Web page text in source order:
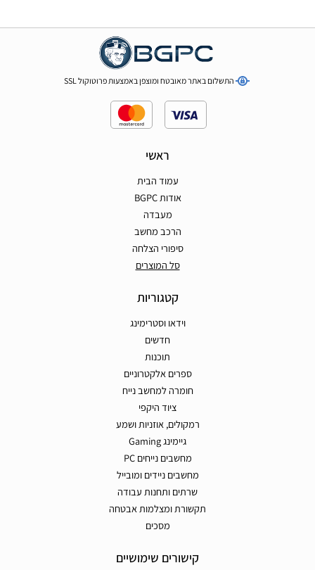
התשלום באתר מאובטח ומוצפן באמצעות פרוטוקול SSL
ראשי
עמוד הבית
אודות BGPC
מעבדה
הרכב מחשב
סיפורי הצלחה
סל המוצרים
קטגוריות
וידאו וסטרימינג
חדשים
תוכנות
ספרים אלקטרוניים
חומרה למחשב נייח
ציוד היקפי
רמקולים, אוזניות ושמע
גיימינג Gaming
מחשבים נייחים PC
מחשבים ניידים ומובייל
שרתים ותחנות עבודה
תקשורת ומצלמות אבטחה
מסכים
קישורים שימושיים